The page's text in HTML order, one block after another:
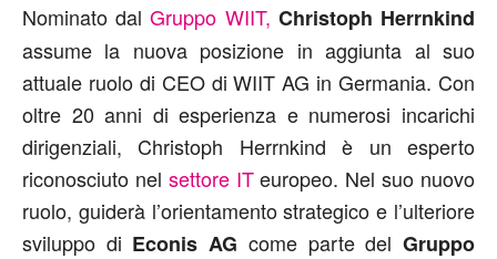
Nominato dal Gruppo WIIT, Christoph Herrnkind
assume la nuova posizione in aggiunta al suo
attuale ruolo di CEO di WIIT AG in Germania. Con
oltre 20 anni di esperienza e numerosi incarichi
dirigenziali, Christoph Herrnkind è un esperto
riconosciuto nel settore ITeuropeo. Nel suo nuovo
ruolo, guiderà l’orientamento strategico e l’ulteriore
sviluppo di Econis AG come parte delGruppo